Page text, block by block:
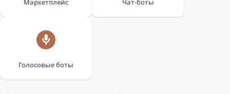
Маркетплейс Чат-боты
Голосовые боты